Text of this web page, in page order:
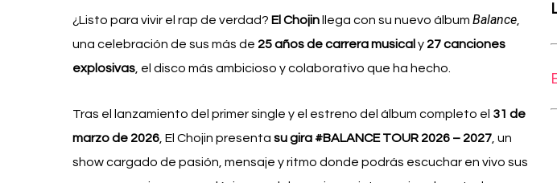
¿Listo para vivir el rap de verdad? El Chojin llega con su nuevo álbum Balance
una celebración de sus más de 25 años de carrera musical y 27 canciones
explosivas , el disco más ambicioso y colaborativo que ha hecho.
Tras el lanzamiento del primer single y el estreno del álbum completo el 31 de
marzo de 2026 , El Chojin presenta su gira #BALANCE TOUR 2026 – 2027 , un
show cargado de pasión, mensaje y ritmo donde podrás escuchar en vivo sus